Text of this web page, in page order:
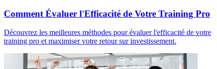
Comment Évaluer l'Efficacité de Votre Training Pro
Découvrez les meilleures méthodes pour évaluer l'efficacité de votre
training pro et maximiser votre retour sur investissement.